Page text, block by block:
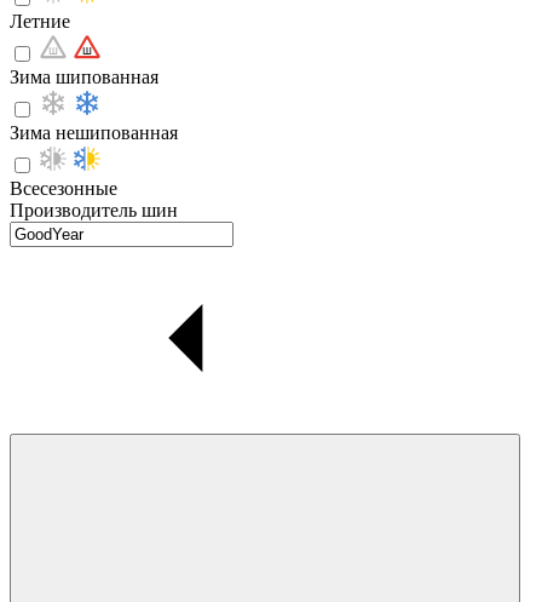
Летние
Зима шипованная
Зима нешипованная
Всесезонные
Производитель шин